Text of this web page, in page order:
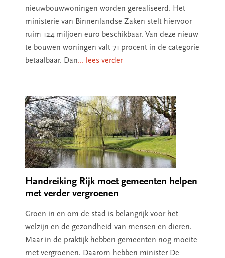
nieuwbouwwoningen worden gerealiseerd. Het
ministerie van Binnenlandse Zaken stelt hiervoor
ruim 124 miljoen euro beschikbaar. Van deze nieuw
te bouwen woningen valt 71 procent in de categorie
betaalbaar. Dan... lees verder
Handreiking Rijk moet gemeenten helpen
met verder vergroenen
Groen in en om de stad is belangrijk voor het
welzijn en de gezondheid van mensen en dieren.
Maar in de praktijk hebben gemeenten nog moeite
met vergroenen. Daarom hebben minister De